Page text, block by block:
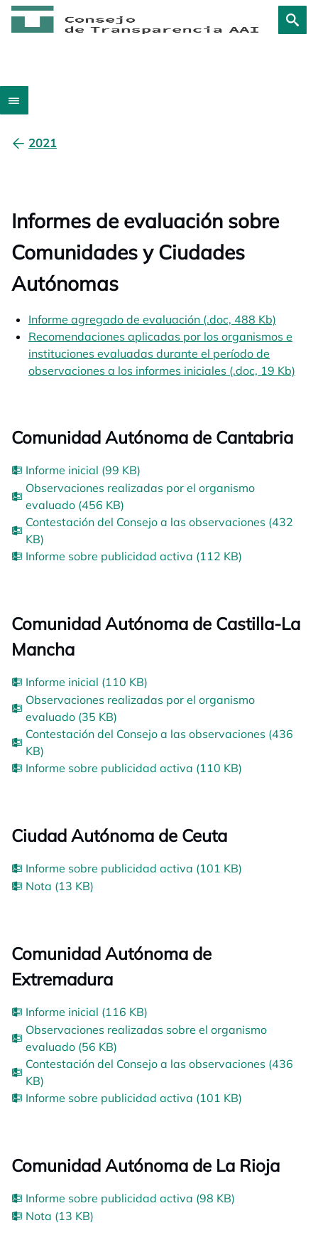
2021
Informes de evaluación sobre
Comunidades y Ciudades
Autónomas
Informe agregado de evaluación (.doc, 488 Kb)
Recomendaciones aplicadas por los organismos e
instituciones evaluadas durante el período de
observaciones a los informes iniciales (.doc, 19 Kb)
Comunidad Autónoma de Cantabria
Informe inicial (99 KB)
Observaciones realizadas por el organismo
evaluado (456 KB)
Contestación del Consejo a las observaciones (432
KB)
Informe sobre publicidad activa (112 KB)
Comunidad Autónoma de Castilla-La
Mancha
Informe inicial (110 KB)
Observaciones realizadas por el organismo
evaluado (35 KB)
Contestación del Consejo a las observaciones (436
KB)
Informe sobre publicidad activa (110 KB)
Ciudad Autónoma de Ceuta
Informe sobre publicidad activa (101 KB)
Nota (13 KB)
Comunidad Autónoma de
Extremadura
Informe inicial (116 KB)
Observaciones realizadas sobre el organismo
evaluado (56 KB)
Contestación del Consejo a las observaciones (436
KB)
Informe sobre publicidad activa (101 KB)
Comunidad Autónoma de La Rioja
Informe sobre publicidad activa (98 KB)
Nota (13 KB)